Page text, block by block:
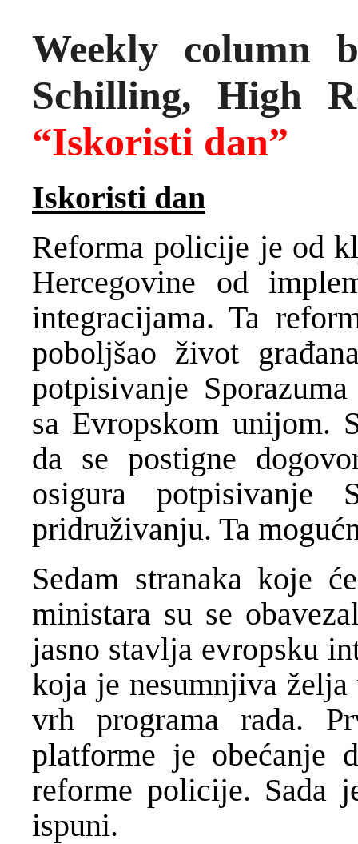
Weekly column
Schilling, High
“Iskoristi dan”
Iskoristi dan
Reforma policije je od
Hercegovine od
integracijama. Ta
poboljšao život
potpisivanje
sa Evropskom unijom.
da se postigne
osigura potpisivanje
pridruživanju. Ta
Sedam stranaka koje
ministara su se
jasno stavlja evropsku
koja je nesumnjiva želja
vrh programa rada.
platforme je obećanje
reforme policije. Sada
ispuni.